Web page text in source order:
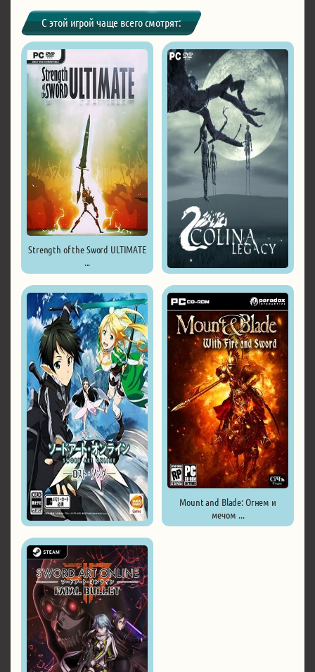
С этой игрой чаще всего смотрят:
Strength of the Sword ULTIMATE
...
Mount and Blade: Огнем и
мечом ...